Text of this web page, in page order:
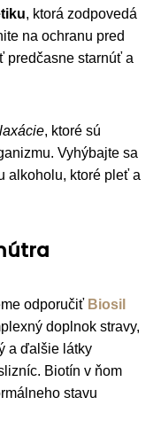
, ktorá zodpovedá
na ochranu pred
predčasne starnúť a
, ktoré sú
Vyhýbajte sa
alkoholu, ktoré pleť a
odporučiť Biosil
doplnok stravy,
a ďalšie látky
Biotín v ňom
stavu